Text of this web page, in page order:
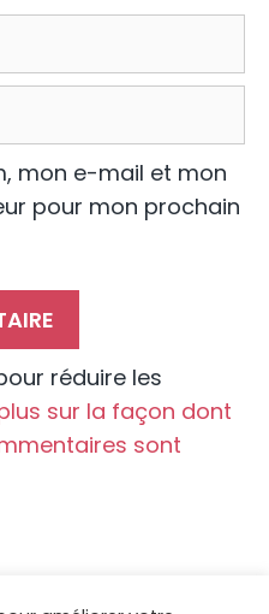
mon e-mail et mon
pour mon prochain
réduire les
sur la façon dont
sont